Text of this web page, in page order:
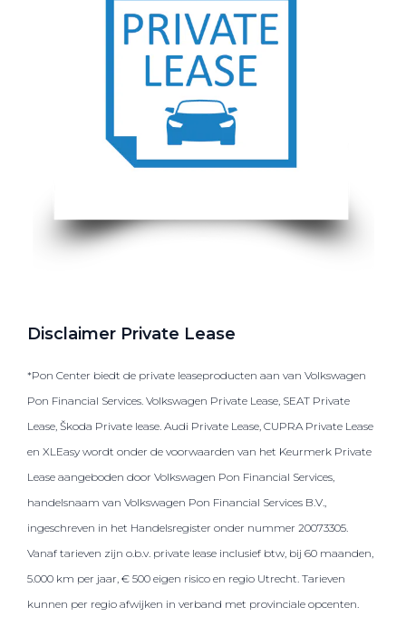
Disclaimer Private Lease
*Pon Center biedt de private leaseproducten aan van Volkswagen
Pon Financial Services. Volkswagen Private Lease, SEAT Private
Lease, Škoda Private lease. Audi Private Lease, CUPRA Private Lease
en XLEasy wordt onder de voorwaarden van het Keurmerk Private
Lease aangeboden door Volkswagen Pon Financial Services,
handelsnaam van Volkswagen Pon Financial Services B.V.,
ingeschreven in het Handelsregister onder nummer 20073305.
Vanaf tarieven zijn o.b.v. private lease inclusief btw, bij 60 maanden,
5.000 km per jaar, € 500 eigen risico en regio Utrecht. Tarieven
kunnen per regio afwijken in verband met provinciale opcenten.